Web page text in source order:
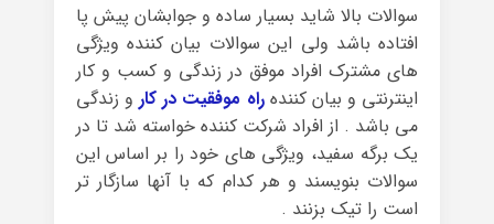
سوالات بالا شاید بسیار ساده و جوابشان پیش پا
افتاده باشد ولی این سوالات بیان کننده ویژگی
های مشترک افراد موفق در زندگی و کسب و کار
اینترنتی و بیان کنندهراه موفقیت در کار و زندگی
می باشد . از افراد شرکت کننده خواسته شد تا در
یک برگه سفید، ویژگی های خود را بر اساس این
سوالات بنویسند و هر کدام که با آنها سازگار تر
است را تیک بزنند .